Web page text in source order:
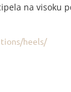
na visoku
heels/